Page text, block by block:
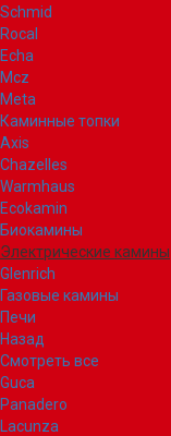
Schmid
Rocal
Echa
Mcz
Meta
Каминные топки
Axis
Chazelles
Warmhaus
Ecokamin
Биокамины
Электрические камины
Glenrich
Газовые камины
Печи
Назад
Смотреть все
Guca
Panadero
Lacunza